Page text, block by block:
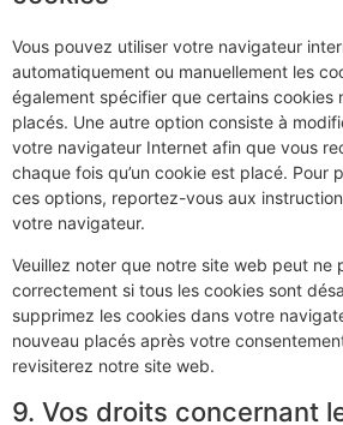
Vous pouvez utiliser votre navigateur
automatiquement ou manuellement les
également spécifier que certains cookies
placés. Une autre option consiste à
votre navigateur Internet afin que vous
chaque fois qu’un cookie est placé. Pour
ces options, reportez-vous aux
votre navigateur.
Veuillez noter que notre site web peut ne
correctement si tous les cookies sont
supprimez les cookies dans votre
nouveau placés après votre
revisiterez notre site web.
9. Vos droits concernant